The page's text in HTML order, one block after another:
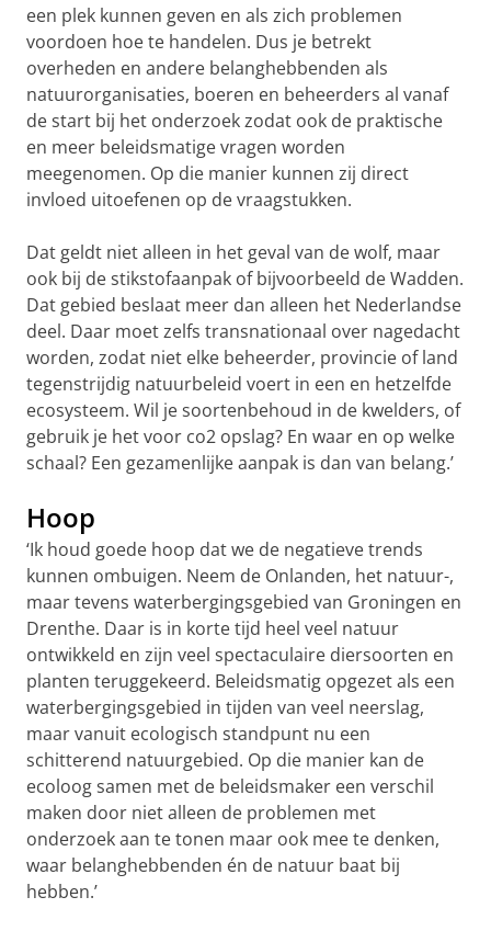
een plek kunnen geven en als zich problemen
voordoen hoe te handelen. Dus je betrekt
overheden en andere belanghebbenden als
natuurorganisaties, boeren en beheerders al vanaf
de start bij het onderzoek zodat ook de praktische
en meer beleidsmatige vragen worden
meegenomen. Op die manier kunnen zij direct
invloed uitoefenen op de vraagstukken.
Dat geldt niet alleen in het geval van de wolf, maar
ook bij de stikstofaanpak of bijvoorbeeld de Wadden.
Dat gebied beslaat meer dan alleen het Nederlandse
deel. Daar moet zelfs transnationaal over nagedacht
worden, zodat niet elke beheerder, provincie of land
tegenstrijdig natuurbeleid voert in een en hetzelfde
ecosysteem. Wil je soortenbehoud in de kwelders, of
gebruik je het voor co2 opslag? En waar en op welke
schaal? Een gezamenlijke aanpak is dan van belang.’
Hoop
‘Ik houd goede hoop dat we de negatieve trends
kunnen ombuigen. Neem de Onlanden, het natuur-,
maar tevens waterbergingsgebied van Groningen en
Drenthe. Daar is in korte tijd heel veel natuur
ontwikkeld en zijn veel spectaculaire diersoorten en
planten teruggekeerd. Beleidsmatig opgezet als een
waterbergingsgebied in tijden van veel neerslag,
maar vanuit ecologisch standpunt nu een
schitterend natuurgebied. Op die manier kan de
ecoloog samen met de beleidsmaker een verschil
maken door niet alleen de problemen met
onderzoek aan te tonen maar ook mee te denken,
waar belanghebbenden én de natuur baat bij
hebben.’